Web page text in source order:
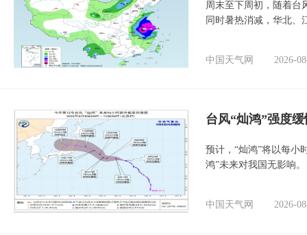
周末至下周初，随着台
同时暑热消减，华北、
中国天气网 2026-
台风“灿鸿”强度
预计，“灿鸿”将以每小
鸿”未来对我国无影响。
中国天气网 2026-